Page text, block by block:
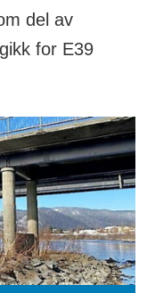
del av
for E39